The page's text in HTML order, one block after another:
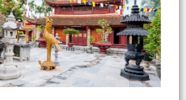
truyền...
chí Giám đốc Sở Nông nghiệp và Môi
làm việc với phường Đông Hải, thúc đẩy
xây...
tri ân được thắp sáng tại hai Nghĩa